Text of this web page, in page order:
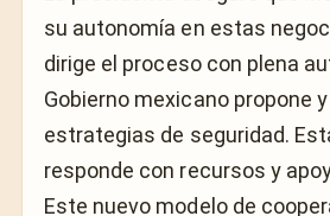
su autonomía en estas
dirige el proceso con plena
Gobierno mexicano propone
estrategias de seguridad.
responde con recursos y
Este nuevo modelo de